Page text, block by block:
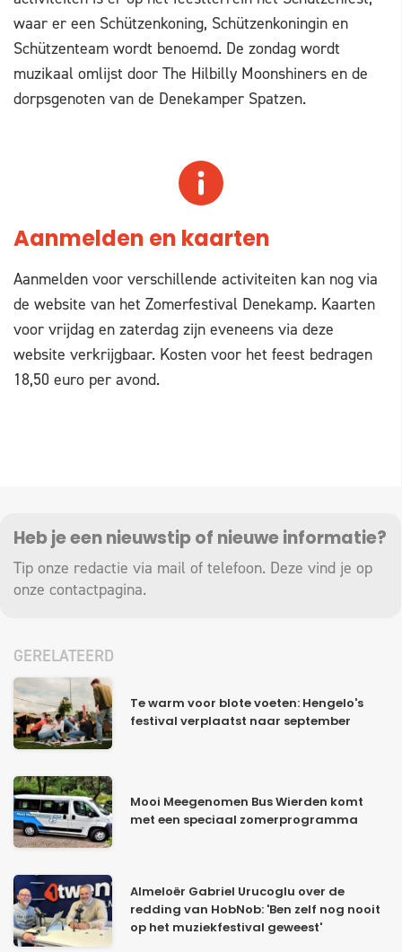
waar er een Schützenkoning, Schützenkoningin en
Schützenteam wordt benoemd. De zondag wordt
muzikaal omlijst door The Hilbilly Moonshiners en de
dorpsgenoten van de Denekamper Spatzen.
Aanmelden en kaarten
Aanmelden voor verschillende activiteiten kan nog via
de website van het Zomerfestival Denekamp. Kaarten
voor vrijdag en zaterdag zijn eveneens via deze
website verkrijgbaar. Kosten voor het feest bedragen
18,50 euro per avond.
Heb je een nieuwstip of nieuwe informatie?
Tip onze redactie via mail of telefoon. Deze vind je op
onze contactpagina.
GERELATEERD
Te warm voor blote voeten: Hengelo's
festival verplaatst naar september
Mooi Meegenomen Bus Wierden komt
met een speciaal zomerprogramma
Almeloër Gabriel Urucoglu over de
redding van HobNob: 'Ben zelf nog nooit
op het muziekfestival geweest'